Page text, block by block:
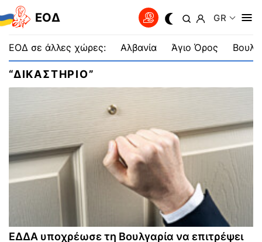
EOΔ GR
ΕΟΔ σε άλλες χώρες: Αλβανία Άγιο Όρος
“ΔΙΚΑΣΤΗΡΙΟ”
ΕΔΔΑ υποχρέωσε τη Βουλγαρία να επιτρέψει